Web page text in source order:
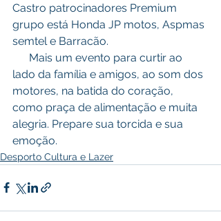
Castro patrocinadores Premium
grupo está Honda JP motos, Aspmas
semtel e Barracão.
lado da família e amigos, ao som dos
motores, na batida do coração,
como praça de alimentação e muita
alegria. Prepare sua torcida e sua
emoção.
Desporto Cultura e Lazer